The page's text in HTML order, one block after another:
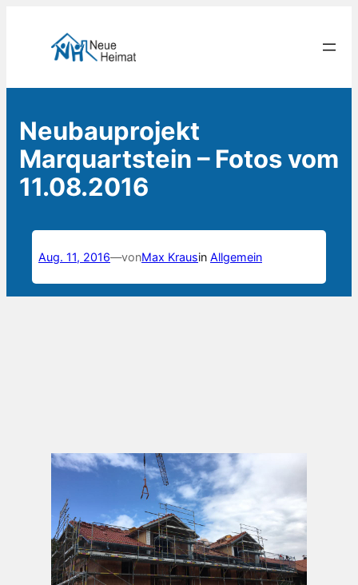
springen
Neubauprojekt
Marquartstein – Fotos vom
11.08.2016
Aug. 11, 2016—vonMax Krausin Allgemein